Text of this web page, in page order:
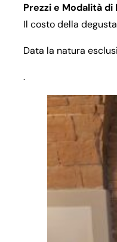
Prezzi e Modalità
Il costo della
Data la natura
.